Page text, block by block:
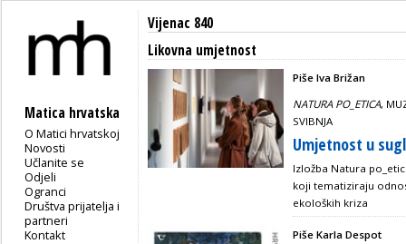
Matica hrvatska
O Matici hrvatskoj
Novosti
Učlanite se
Odjeli
Ogranci
Društva prijatelja i
partneri
Kontakt
Vijenac 840
Likovna umjetnost
Piše Iva Brižan
NATURA PO_ETICA,
SVIBNJA
Umjetnost u
Izložba Natura
koji tematiziraju
ekoloških kriza
Piše Karla Despot